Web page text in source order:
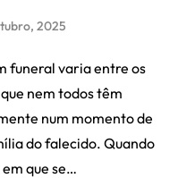
2025
funeral varia entre os
nem todos têm
num momento de
do falecido. Quando
que se…